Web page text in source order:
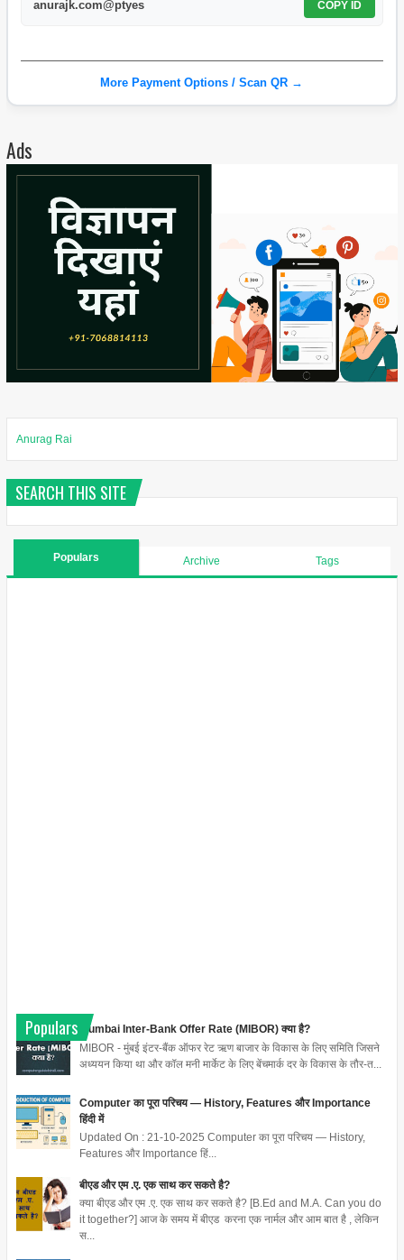
anurajk.com@ptyes COPY ID
More Payment Options / Scan QR →
Ads
Anurag Rai
SEARCH THIS SITE
Populars Archive Tags
Populars
Mumbai Inter-Bank Offer Rate (MIBOR) क्या है?
MIBOR - मुंबई इंटर-बैंक ऑफर रेट ऋण बाजार के विकास के लिए समिति जिसने
अध्ययन किया था और कॉल मनी मार्केट के लिए बेंचमार्क दर के विकास के तौर-त...
Computer का पूरा परिचय — History, Features और Importance
हिंदी में
Updated On : 21-10-2025 Computer का पूरा परिचय — History,
Features और Importance हिं...
बीएड और एम .ए. एक साथ कर सकते है?
क्या बीएड और एम .ए. एक साथ कर सकते है? [B.Ed and M.A. Can you do
it together?] आज के समय में बीएड करना एक नार्मल और आम बात है , लेकिन
स...